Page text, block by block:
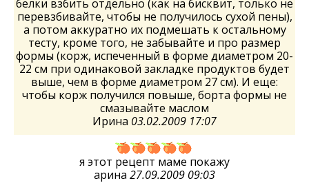
белки взбить отдельно (как на бисквит, только не
перевзбивайте, чтобы не получилось сухой пены),
а потом аккуратно их подмешать к остальному
тесту, кроме того, не забывайте и про размер
формы (корж, испеченный в форме диаметром 20-
22 см при одинаковой закладке продуктов будет
выше, чем в форме диаметром 27 см). И еще:
чтобы корж получился повыше, борта формы не
смазывайте маслом
Ирина 03.02.2009 17:07
я этот рецепт маме покажу
арина 27.09.2009 09:03